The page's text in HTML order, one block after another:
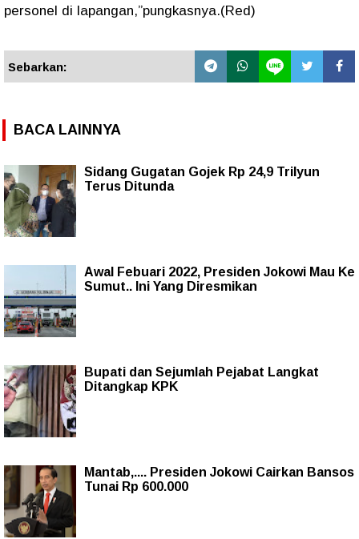
personel di lapangan,”pungkasnya.(Red)
Sebarkan:
BACA LAINNYA
Sidang Gugatan Gojek Rp 24,9 Trilyun
Terus Ditunda
Awal Febuari 2022, Presiden Jokowi Mau Ke
Sumut.. Ini Yang Diresmikan
Bupati dan Sejumlah Pejabat Langkat
Ditangkap KPK
Mantab,.... Presiden Jokowi Cairkan Bansos
Tunai Rp 600.000